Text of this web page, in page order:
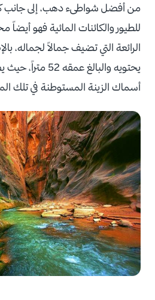
من أفضل شواطىء دهب، إلى جانب
للطيور والكائنات المائية فهو أيضاً
الرائعة التي تضيف جمالاً لجماله،
يحتويه والبالغ
أسماك الزينة المستوطنة في تلك